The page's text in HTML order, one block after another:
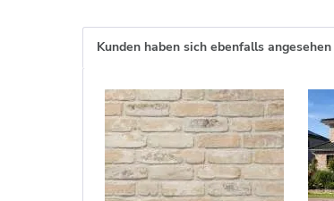
Kunden haben sich ebenfalls angesehen